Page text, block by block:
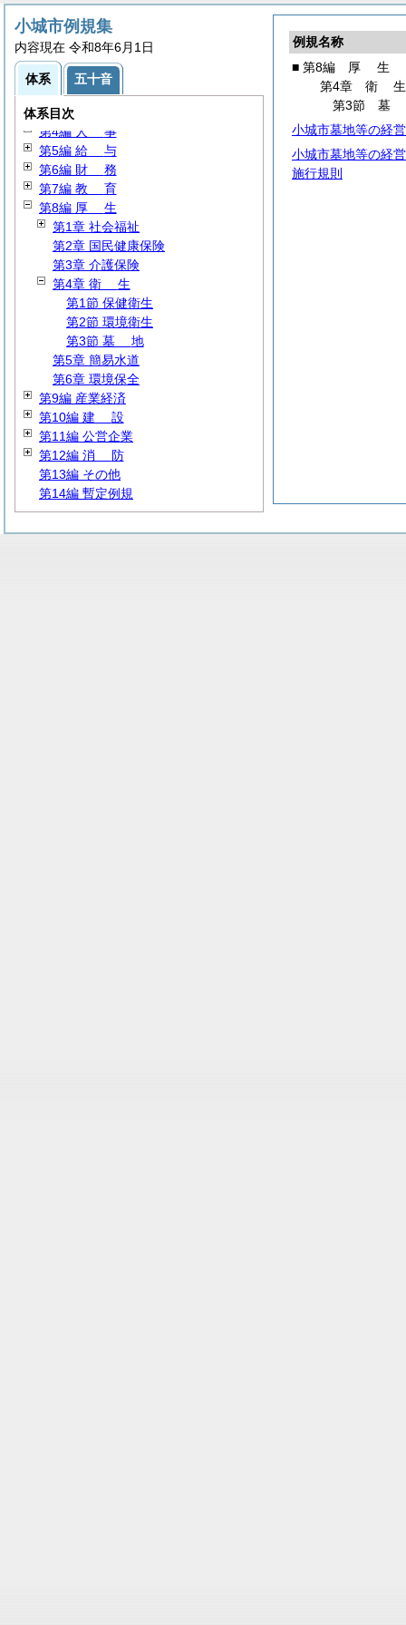
例規名称
■ 第8編 厚 生
第4章 衛生
第3節 墓
小城市墓地等の経
小城市墓地等の経
施行規則
小城市例規集
内容現在 令和8年6月1日
体系 五十音
体系目次
第1編総規
第2編議会
第3編 執行機関
第4編 人 事
第5編 給 与
第6編 財 務
第7編 教 育
第8編 厚 生
第1章 社会福祉
第2章 国民健康保険
第3章 介護保険
第4章 衛 生
第1節 保健衛生
第2節 環境衛生
第3節 墓 地
第5章 簡易水道
第6章 環境保全
第9編 産業経済
第10編 建 設
第11編 公営企業
第12編 消 防
第13編 その他
第14編 暫定例規